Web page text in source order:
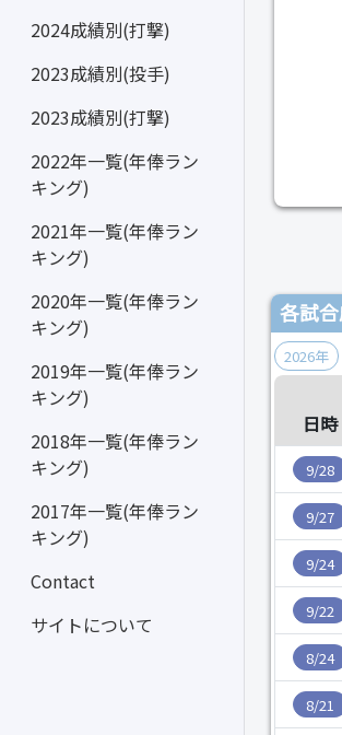
2024成績別(打撃)
2023成績別(投手)
2023成績別(打撃)
2022年一覧(年俸ラン
キング)
2021年一覧(年俸ラン
キング)
2020年一覧(年俸ラン
キング)
2019年一覧(年俸ラン
キング)
2018年一覧(年俸ラン
キング)
2017年一覧(年俸ラン
キング)
Contact
サイトについて
各試合
2026年
日時
9/28
9/27
9/24
9/22
8/24
8/21